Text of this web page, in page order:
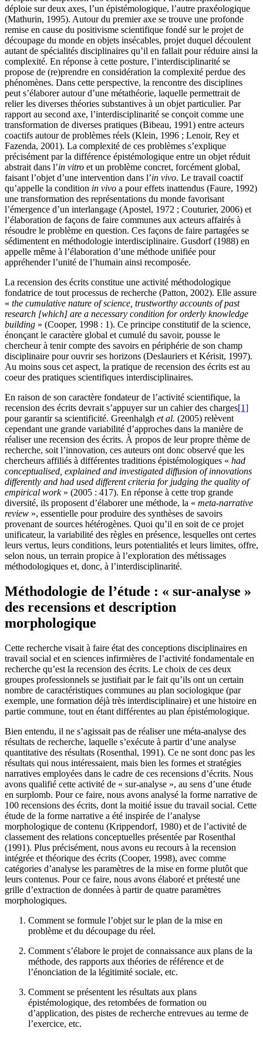
déploie sur deux axes, l’un épistémologique, l’autre praxéologique
(Mathurin, 1995). Autour du premier axe se trouve une profonde
remise en cause du positivisme scientifique fondé sur le projet de
découpage du monde en objets insécables, projet duquel découlent
autant de spécialités disciplinaires qu’il en fallait pour réduire ainsi la
complexité. En réponse à cette posture, l’interdisciplinarité se
propose de (re)prendre en considération la complexité perdue des
phénomènes. Dans cette perspective, la rencontre des disciplines
peut s’élaborer autour d’une métathéorie, laquelle permettrait de
relier les diverses théories substantives à un objet particulier. Par
rapport au second axe, l’interdisciplinarité se conçoit comme une
transformation de diverses pratiques (Bibeau, 1991) entre acteurs
coactifs autour de problèmes réels (Klein, 1996 ; Lenoir, Rey et
Fazenda, 2001). La complexité de ces problèmes s’explique
précisément par la différence épistémologique entre un objet réduit
abstrait dans l’in vitro et un problème concret, forcément global,
faisant l’objet d’une intervention dans l’in vivo. Le travail coactif
qu’appelle la condition in vivo a pour effets inattendus (Faure, 1992)
une transformation des représentations du monde favorisant
l’émergence d’un interlangage (Apostel, 1972 ; Couturier, 2006) et
l’élaboration de façons de faire communes aux acteurs affairés à
résoudre le problème en question. Ces façons de faire partagées se
sédimentent en méthodologie interdisciplinaire. Gusdorf (1988) en
appelle même à l’élaboration d’une méthode unifiée pour
appréhender l’unité de l’humain ainsi recomposée.
La recension des écrits constitue une activité méthodologique
fondatrice de tout processus de recherche (Patton, 2002). Elle assure
« the cumulative nature of science, trustworthy accounts of past
research [which] are a necessary condition for orderly knowledge
building » (Cooper, 1998 : 1). Ce principe constitutif de la science,
énonçant le caractère global et cumulé du savoir, pousse le
chercheur à tenir compte des savoirs en périphérie de son champ
disciplinaire pour ouvrir ses horizons (Deslauriers et Kérisit, 1997).
Au moins sous cet aspect, la pratique de recension des écrits est au
coeur des pratiques scientifiques interdisciplinaires.
En raison de son caractère fondateur de l’activité scientifique, la
recension des écrits devrait s’appuyer sur un cahier des charges[1]
pour garantir sa scientificité. Greenhalgh et al. (2005) relèvent
cependant une grande variabilité d’approches dans la manière de
réaliser une recension des écrits. À propos de leur propre thème de
recherche, soit l’innovation, ces auteurs ont donc observé que les
chercheurs affiliés à différentes traditions épistémologiques « had
conceptualised, explained and investigated diffusion of innovations
differently and had used different criteria for judging the quality of
empirical work» (2005 : 417). En réponse à cette trop grande
diversité, ils proposent d’élaborer une méthode, la « meta-narrative
review », essentielle pour produire des synthèses de savoirs
provenant de sources hétérogènes. Quoi qu’il en soit de ce projet
unificateur, la variabilité des règles en présence, lesquelles ont certes
leurs vertus, leurs conditions, leurs potentialités et leurs limites, offre,
selon nous, un terrain propice à l’exploration des métissages
méthodologiques et, donc, à l’interdisciplinarité.
Méthodologie de l’étude : « sur-analyse »
des recensions et description
morphologique
Cette recherche visait à faire état des conceptions disciplinaires en
travail social et en sciences infirmières de l’activité fondamentale en
recherche qu’est la recension des écrits. Le choix de ces deux
groupes professionnels se justifiait par le fait qu’ils ont un certain
nombre de caractéristiques communes au plan sociologique (par
exemple, une formation déjà très interdisciplinaire) et une histoire en
partie commune, tout en étant différentes au plan épistémologique.
Bien entendu, il ne s’agissait pas de réaliser une méta-analyse des
résultats de recherche, laquelle s’exécute à partir d’une analyse
quantitative des résultats (Rosenthal, 1991). Ce ne sont donc pas les
résultats qui nous intéressaient, mais bien les formes et stratégies
narratives employées dans le cadre de ces recensions d’écrits. Nous
avons qualifié cette activité de « sur-analyse », au sens d’une étude
en surplomb. Pour ce faire, nous avons analysé la forme narrative de
100 recensions des écrits, dont la moitié issue du travail social. Cette
étude de la forme narrative a été inspirée de l’analyse
morphologique de contenu (Krippendorf, 1980) et de l’activité de
classement des relations conceptuelles présentée par Rosenthal
(1991). Plus précisément, nous avons eu recours à la recension
intégrée et théorique des écrits (Cooper, 1998), avec comme
catégories d’analyse les paramètres de la mise en forme plutôt que
leurs contenus. Pour ce faire, nous avons élaboré et prétesté une
grille d’extraction de données à partir de quatre paramètres
morphologiques.
Comment se formule l’objet sur le plan de la mise en
problème et du découpage du réel.
Comment s’élabore le projet de connaissance aux plans de la
méthode, des rapports aux théories de référence et de
l’énonciation de la légitimité sociale, etc.
Comment se présentent les résultats aux plans
épistémologique, des retombées de formation ou
d’application, des pistes de recherche entrevues au terme de
l’exercice, etc.